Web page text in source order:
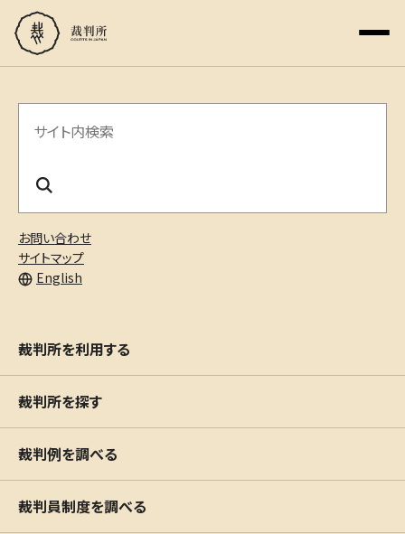
お問い合わせ
サイトマップ
English
サ
内
検
索
裁判所を利用する
裁判所を探す
裁判例を調べる
裁判員制度を調べる